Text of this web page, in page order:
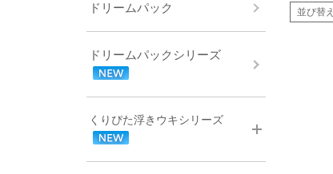
ドリームパック
ドリームパックシリーズ
くりぴた浮きウキシリーズ
並び替え